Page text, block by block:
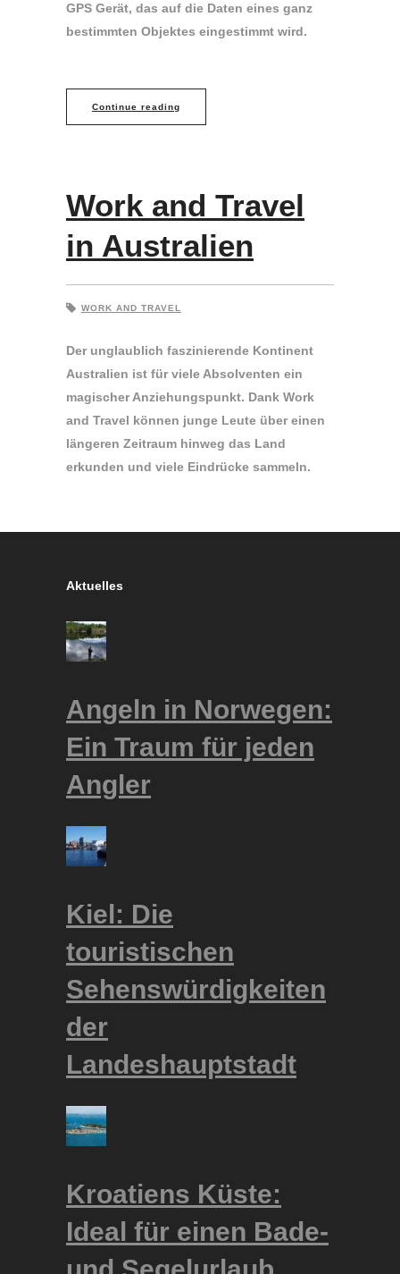
GPS Gerät, das auf die Daten eines ganz
bestimmten Objektes eingestimmt wird.
Continue reading
Work and Travel
in Australien
WORK AND TRAVEL
Der unglaublich faszinierende Kontinent
Australien ist für viele Absolventen ein
magischer Anziehungspunkt. Dank Work
and Travel können junge Leute über einen
längeren Zeitraum hinweg das Land
erkunden und viele Eindrücke sammeln.
Aktuelles
Angeln in Norwegen:
Ein Traum für jeden
Angler
Kiel: Die
touristischen
Sehenswürdigkeiten
der
Landeshauptstadt
Kroatiens Küste:
Ideal für einen Bade-